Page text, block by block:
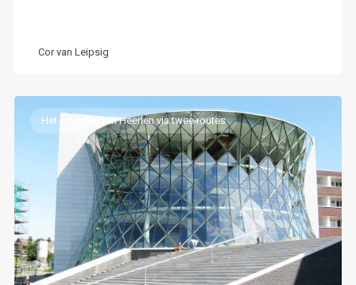
Cor van Leipsig
Het noorden van Heerlen via twee routes